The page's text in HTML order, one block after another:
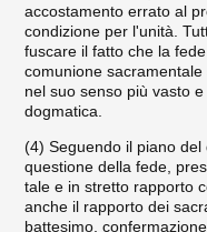
accostamento errato al
condizione per l'unità.
fuscare il fatto che la
comunione
nel suo senso più vasto
dogmatica.
(4) Seguendo il piano
questione della fede,
tale e in stretto rapporto
anche il rapporto dei
battesimo,